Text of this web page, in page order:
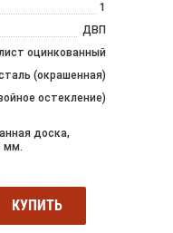
1
ДВП
оцинкованный
(окрашенная)
остекление)
доска,
мм.
КУПИТЬ